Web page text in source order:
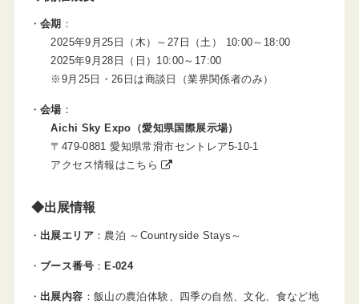
会期 ：
2025年9月25日（木）～27日（土） 10:00～18:00
2025年9月28日（日）10:00～17:00
※9月25日・26日は商談日（業界関係者のみ）
会場：
Aichi Sky Expo（愛知県国際展示場）
〒479-0881 愛知県常滑市セントレア5-10-1
アクセス情報はこちら
◆出展情報
出展エリア：農泊 ～Countryside Stays～
ブース番号： E-024
出展内容 ：飯山の農泊体験、四季の自然、文化、食など地